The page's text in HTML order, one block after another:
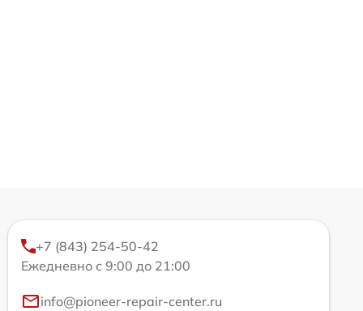
+7 (843) 254-50-42
Ежедневно с 9:00 до 21:00
info@pioneer-repair-center.ru